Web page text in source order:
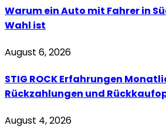
Warum ein Auto mit Fahrer in
Wahl ist
August 6, 2026
STIG ROCK Erfahrungen
Rückzahlungen und
August 4, 2026